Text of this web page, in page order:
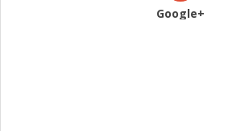
Google+